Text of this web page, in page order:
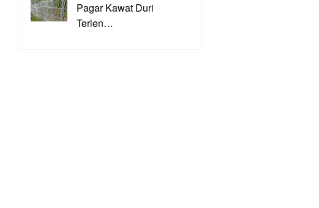
Pagar Kawat Duri
Terlen…